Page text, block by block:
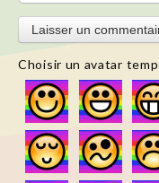
Choisir un avatar